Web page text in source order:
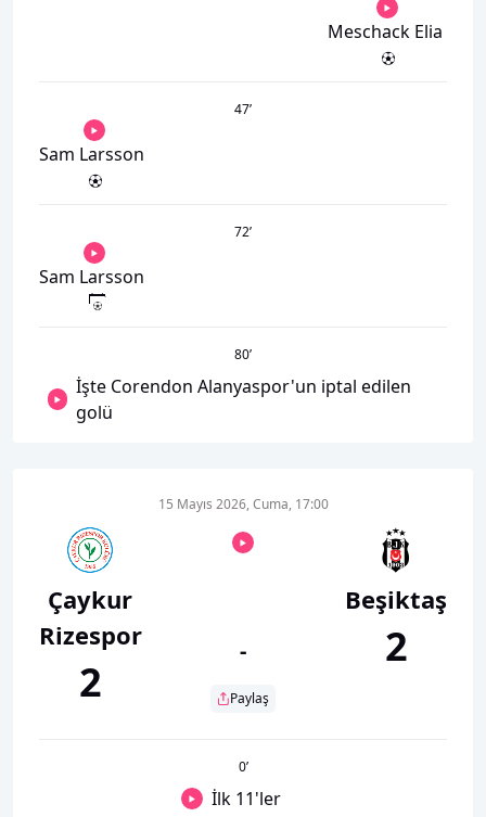
Meschack Elia
47’
Sam Larsson
72’
Sam Larsson
80’
İşte Corendon Alanyaspor'un iptal edilen
golü
Çaykur
Rizespor
2
15 Mayıs 2026, Cuma, 17:00
-
Paylaş
Beşiktaş
2
0’
İlk 11'ler